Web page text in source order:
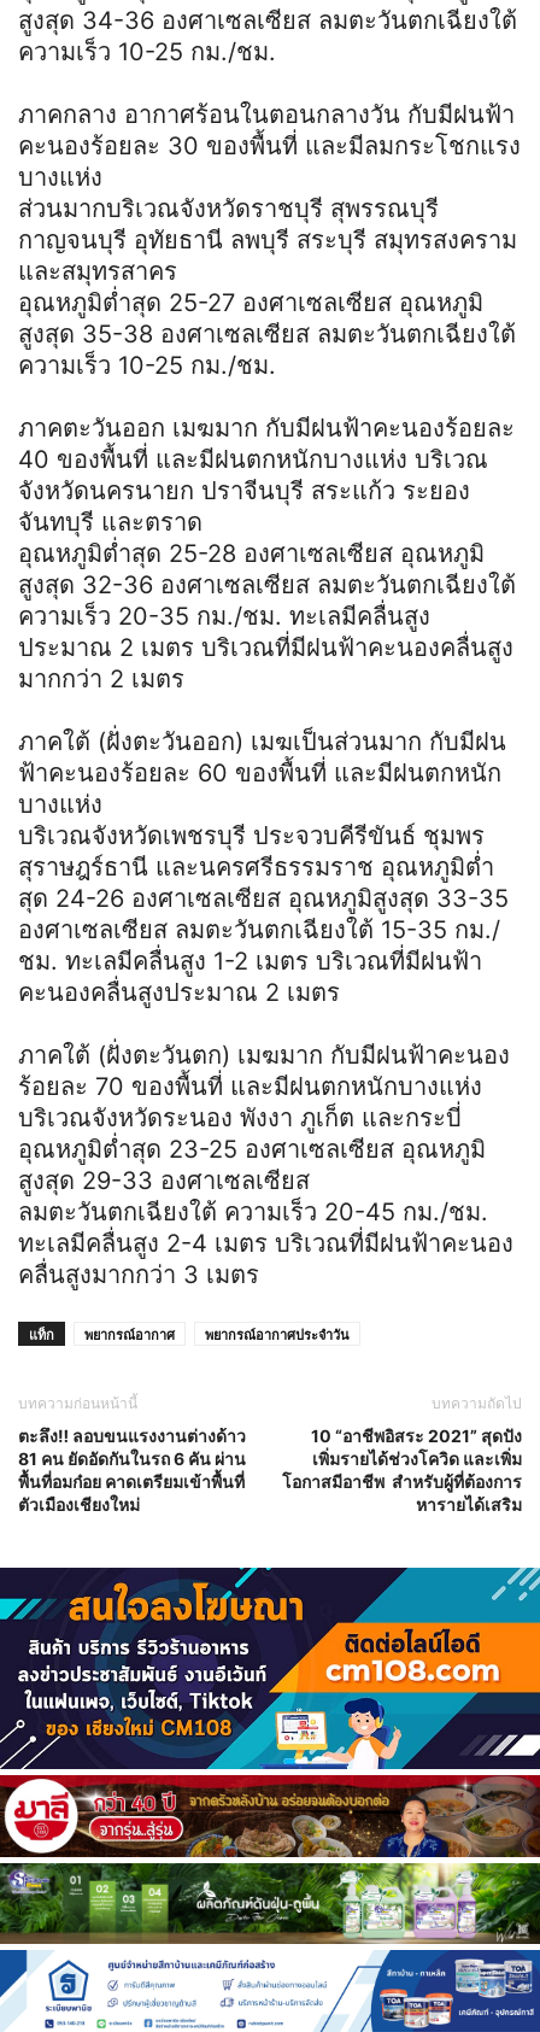
สูงสุด 34-36 องศาเซลเซียส ลมตะวันตกเฉียงใต้
ความเร็ว 10-25 กม./ชม.
ภาคกลาง อากาศร้อนในตอนกลางวัน กับมีฝนฟ้า
คะนองร้อยละ 30 ของพื้นที่ และมีลมกระโชกแรง
บางแห่ง
ส่วนมากบริเวณจังหวัดราชบุรี สุพรรณบุรี
กาญจนบุรี อุทัยธานี ลพบุรี สระบุรี สมุทรสงคราม
และสมุทรสาคร
อุณหภูมิต่ำสุด 25-27 องศาเซลเซียส อุณหภูมิ
สูงสุด 35-38 องศาเซลเซียส ลมตะวันตกเฉียงใต้
ความเร็ว 10-25 กม./ชม.
ภาคตะวันออก เมฆมาก กับมีฝนฟ้าคะนองร้อยละ
40 ของพื้นที่ และมีฝนตกหนักบางแห่ง บริเวณ
จังหวัดนครนายก ปราจีนบุรี สระแก้ว ระยอง
จันทบุรี และตราด
อุณหภูมิต่ำสุด 25-28 องศาเซลเซียส อุณหภูมิ
สูงสุด 32-36 องศาเซลเซียส ลมตะวันตกเฉียงใต้
ความเร็ว 20-35 กม./ชม. ทะเลมีคลื่นสูง
ประมาณ 2 เมตร บริเวณที่มีฝนฟ้าคะนองคลื่นสูง
มากกว่า 2 เมตร
ภาคใต้ (ฝั่งตะวันออก) เมฆเป็นส่วนมาก กับมีฝน
ฟ้าคะนองร้อยละ 60 ของพื้นที่ และมีฝนตกหนัก
บางแห่ง
บริเวณจังหวัดเพชรบุรี ประจวบคีรีขันธ์ ชุมพร
สุราษฎร์ธานี และนครศรีธรรมราช อุณหภูมิต่ำ
สุด 24-26 องศาเซลเซียส อุณหภูมิสูงสุด 33-35
องศาเซลเซียส ลมตะวันตกเฉียงใต้ 15-35 กม./
ชม. ทะเลมีคลื่นสูง 1-2 เมตร บริเวณที่มีฝนฟ้า
คะนองคลื่นสูงประมาณ 2 เมตร
ภาคใต้ (ฝั่งตะวันตก) เมฆมาก กับมีฝนฟ้าคะนอง
ร้อยละ 70 ของพื้นที่ และมีฝนตกหนักบางแห่ง
บริเวณจังหวัดระนอง พังงา ภูเก็ต และกระบี่
อุณหภูมิต่ำสุด 23-25 องศาเซลเซียส อุณหภูมิ
สูงสุด 29-33 องศาเซลเซียส
ลมตะวันตกเฉียงใต้ ความเร็ว 20-45 กม./ชม.
ทะเลมีคลื่นสูง 2-4 เมตร บริเวณที่มีฝนฟ้าคะนอง
คลื่นสูงมากกว่า 3 เมตร
แท็ก พยากรณ์อากาศ พยากรณ์อากาศประจำวัน
บทความก่อนหน้านี้
ตะลึง‼️ ลอบขนแรงงานต่างด้าว
81 คน ยัดอัดกันในรถ 6 คัน ผ่าน
พื้นที่อมก๋อย คาดเตรียมเข้าพื้นที่
ตัวเมืองเชียงใหม่
บทความถัดไป
10 “อาชีพอิสระ 2021” สุดปัง
เพิ่มรายได้ช่วงโควิด และเพิ่ม
โอกาสมีอาชีพ สำหรับผู้ที่ต้องการ
หารายได้เสริม